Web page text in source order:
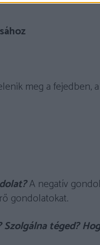
meg a fejedben,
A negatív
gondolatokat.
téged?